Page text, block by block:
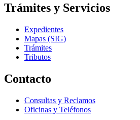
Trámites y Servicios
Expedientes
Mapas (SIG)
Trámites
Tributos
Contacto
Consultas y Reclamos
Oficinas y Teléfonos